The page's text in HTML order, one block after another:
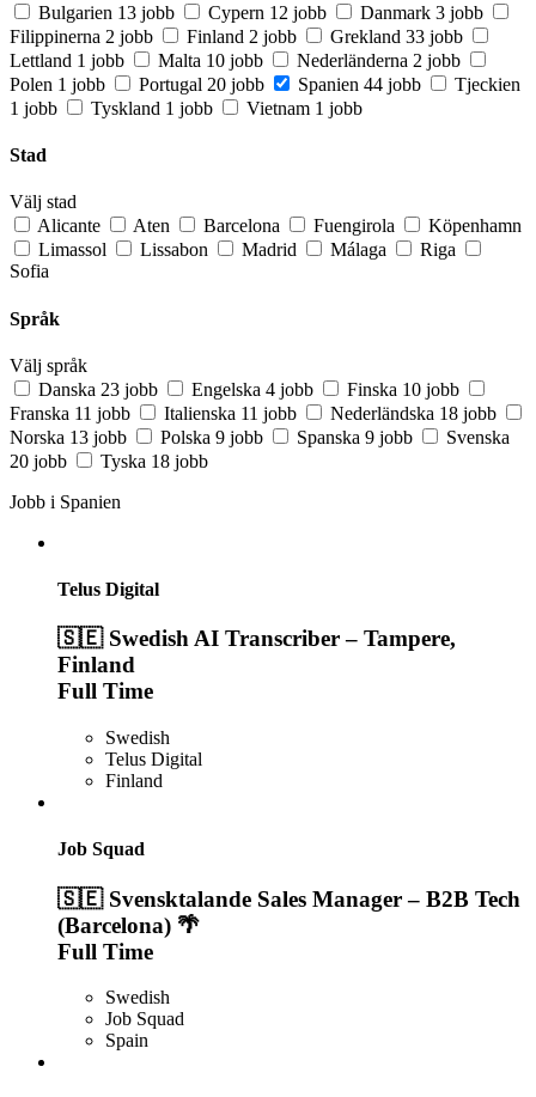
Bulgarien 13 jobb Cypern 12 jobb Danmark 3 jobb
Filippinerna 2 jobb Finland 2 jobb Grekland 33 jobb
Lettland 1 jobb Malta 10 jobb Nederländerna 2 jobb
Polen 1 jobb Portugal 20 jobb Spanien 44 jobb
Tjeckien
1 jobb
Tyskland 1 jobb Vietnam 1 jobb
Stad
Välj stad
Alicante
Aten Barcelona Fuengirola
Köpenhamn
Limassol
Lissabon Madrid Málaga
Riga
Sofia
Språk
Välj språk
Danska 23 jobb Engelska 4 jobb Finska 10 jobb
Franska 11 jobb Italienska 11 jobb Nederländska 18 jobb
Norska 13 jobb Polska 9 jobb Spanska 9 jobb
Svenska
20 jobb
Tyska 18 jobb
Jobb i Spanien
Telus Digital
🇸🇪 Swedish AI Transcriber – Tampere,
Finland
Full Time
Swedish
Telus Digital
Finland
Job Squad
🇸🇪 Svensktalande Sales Manager – B2B Tech
(Barcelona) 🌴
Full Time
Swedish
Job Squad
Spain